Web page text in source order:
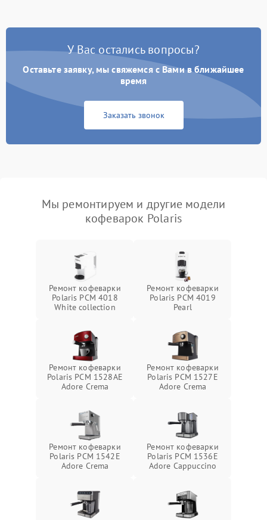
У Вас остались вопросы?
Оставьте заявку, мы свяжемся с Вами в ближайшее
время
Заказать звонок
Мы ремонтируем и другие модели
кофеварок Polaris
Ремонт кофеварки
Polaris PCM 4018
White collection
Ремонт кофеварки
Polaris PCM 4019
Pearl
Ремонт кофеварки
Polaris PCM 1528AE
Adore Crema
Ремонт кофеварки
Polaris PCM 1527E
Adore Crema
Ремонт кофеварки
Polaris PCM 1542E
Adore Crema
Ремонт кофеварки
Polaris PCM 1536E
Adore Cappuccino